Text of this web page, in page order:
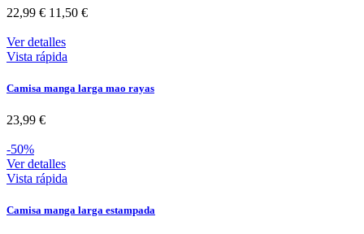
22,99 € 11,50 €
Ver detalles
Vista rápida
Camisa manga larga mao rayas
23,99 €
-50%
Ver detalles
Vista rápida
Camisa manga larga estampada